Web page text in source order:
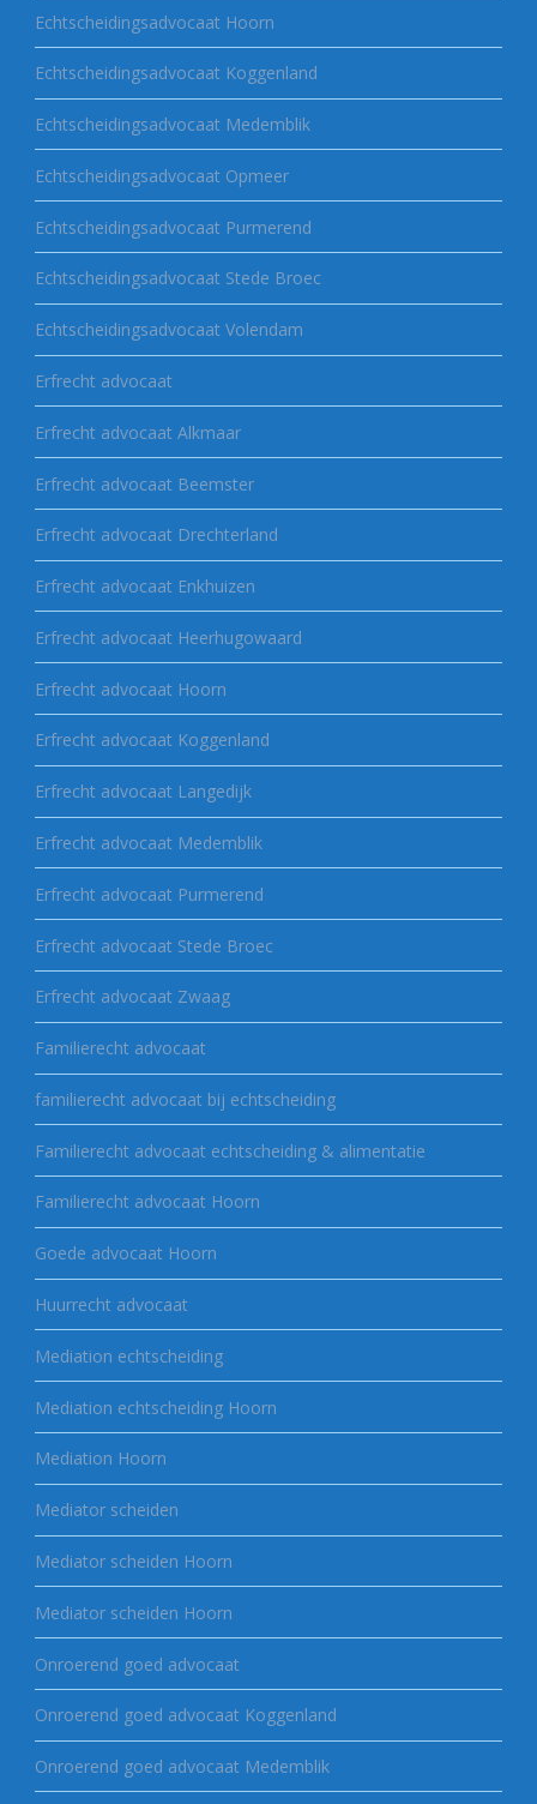
Echtscheidingsadvocaat Hoorn
Echtscheidingsadvocaat Koggenland
Echtscheidingsadvocaat Medemblik
Echtscheidingsadvocaat Opmeer
Echtscheidingsadvocaat Purmerend
Echtscheidingsadvocaat Stede Broec
Echtscheidingsadvocaat Volendam
Erfrecht advocaat
Erfrecht advocaat Alkmaar
Erfrecht advocaat Beemster
Erfrecht advocaat Drechterland
Erfrecht advocaat Enkhuizen
Erfrecht advocaat Heerhugowaard
Erfrecht advocaat Hoorn
Erfrecht advocaat Koggenland
Erfrecht advocaat Langedijk
Erfrecht advocaat Medemblik
Erfrecht advocaat Purmerend
Erfrecht advocaat Stede Broec
Erfrecht advocaat Zwaag
Familierecht advocaat
familierecht advocaat bij echtscheiding
Familierecht advocaat echtscheiding & alimentatie
Familierecht advocaat Hoorn
Goede advocaat Hoorn
Huurrecht advocaat
Mediation echtscheiding
Mediation echtscheiding Hoorn
Mediation Hoorn
Mediator scheiden
Mediator scheiden Hoorn
Mediator scheiden Hoorn
Onroerend goed advocaat
Onroerend goed advocaat Koggenland
Onroerend goed advocaat Medemblik